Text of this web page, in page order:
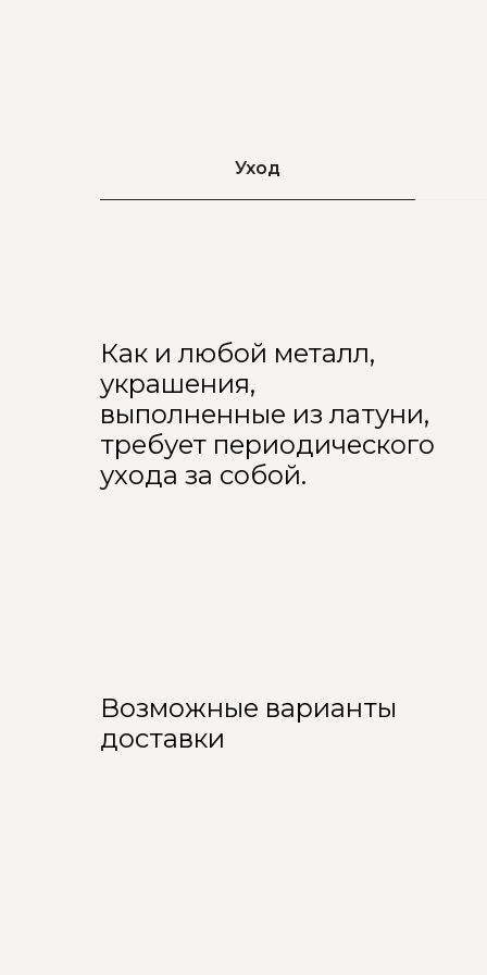
Уход
Как и любой металл,
украшения,
выполненные из латуни,
требует периодического
ухода за собой.
Возможные варианты
доставки